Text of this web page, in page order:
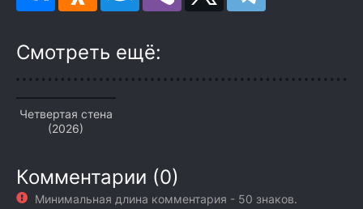
Смотреть ещё:
Четвертая стена
(2026)
Комментарии (0)
Минимальная длина комментария - 50 знаков.